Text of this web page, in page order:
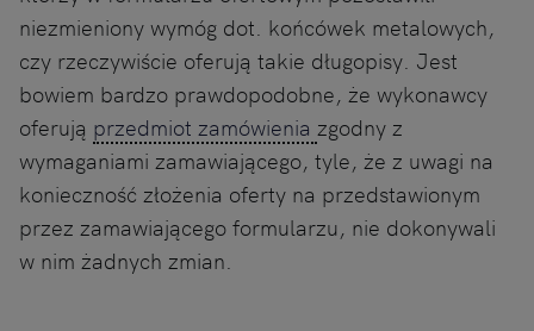
niezmieniony wymóg dot. końcówek metalowych,
czy rzeczywiście oferują takie długopisy. Jest
bowiem bardzo prawdopodobne, że wykonawcy
oferują przedmiot zamówienia zgodny z
wymaganiami zamawiającego, tyle, że z uwagi na
konieczność złożenia oferty na przedstawionym
przez zamawiającego formularzu, nie dokonywali
w nim żadnych zmian.